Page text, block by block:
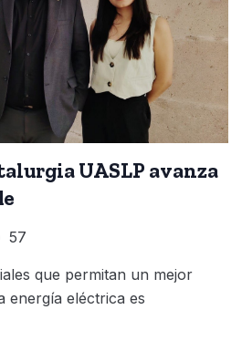
UASLP avanza
57
que permitan un mejor
energía eléctrica es